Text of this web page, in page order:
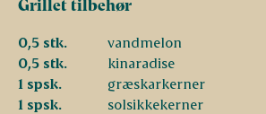
Grillet tilbehør
0,5 stk.
vandmelon
0,5 stk.
kinaradise
1 spsk.
græskarkerner
1 spsk.
solsikkekerner